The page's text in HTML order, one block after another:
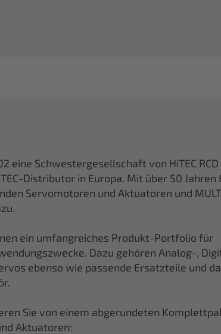
eine Schwestergesellschaft von HiTEC
Distributor in Europa. Mit über 50 Jahren
Servomotoren und Aktuatoren und
ein umfangreiches Produkt-Portfolio für
Dazu gehören Analog-,
ebenso wie passende Ersatzteile und
Sie von einem abgerundeten
Aktuatoren: